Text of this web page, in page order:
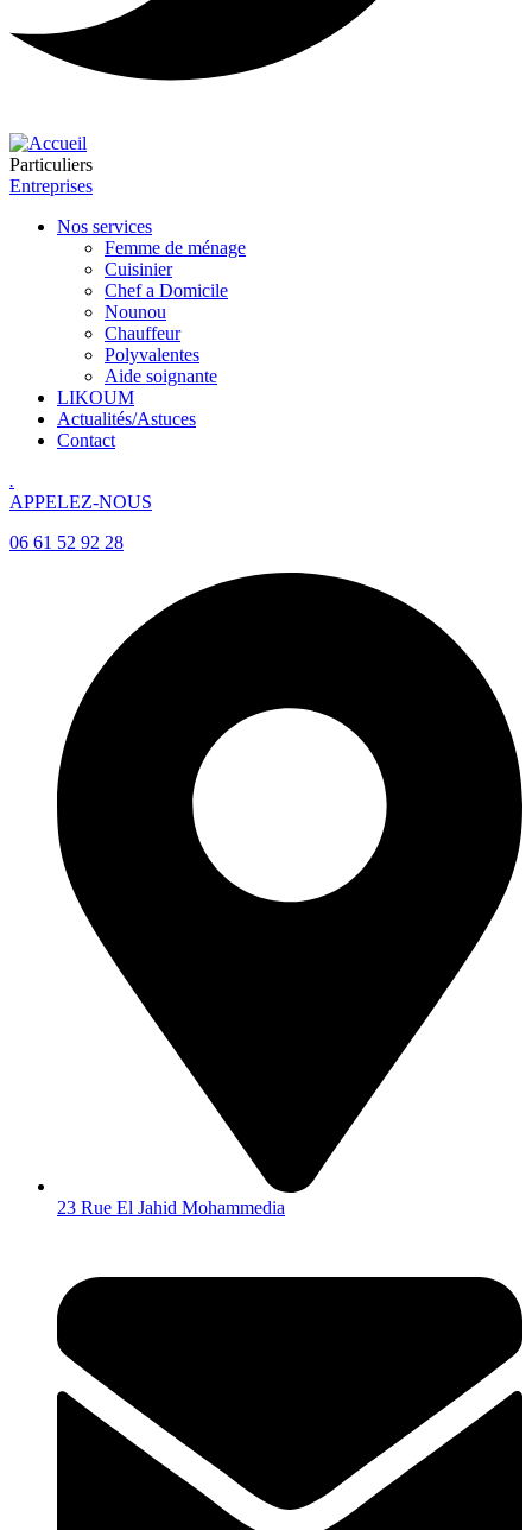
Particuliers
Entreprises
Nos services
Femme de ménage
Cuisinier
Chef a Domicile
Nounou
Chauffeur
Polyvalentes
Aide soignante
LIKOUM
Actualités/Astuces
Contact
.
APPELEZ-NOUS
06 61 52 92 28
23 Rue El Jahid Mohammedia